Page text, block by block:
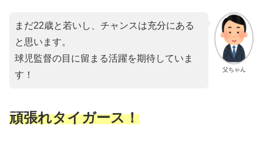
父ちゃん
まだ22歳と若いし、チャンスは充分にある
と思います。
球児監督の目に留まる活躍を期待していま
す！
頑張れタイガース！